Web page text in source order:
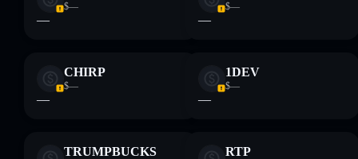
bereitgestellt von rugcheck.xyz.
$—
—
$—
—
CHIRP
$—
—
1DEV
$—
—
TRUMPBUCKS RTP